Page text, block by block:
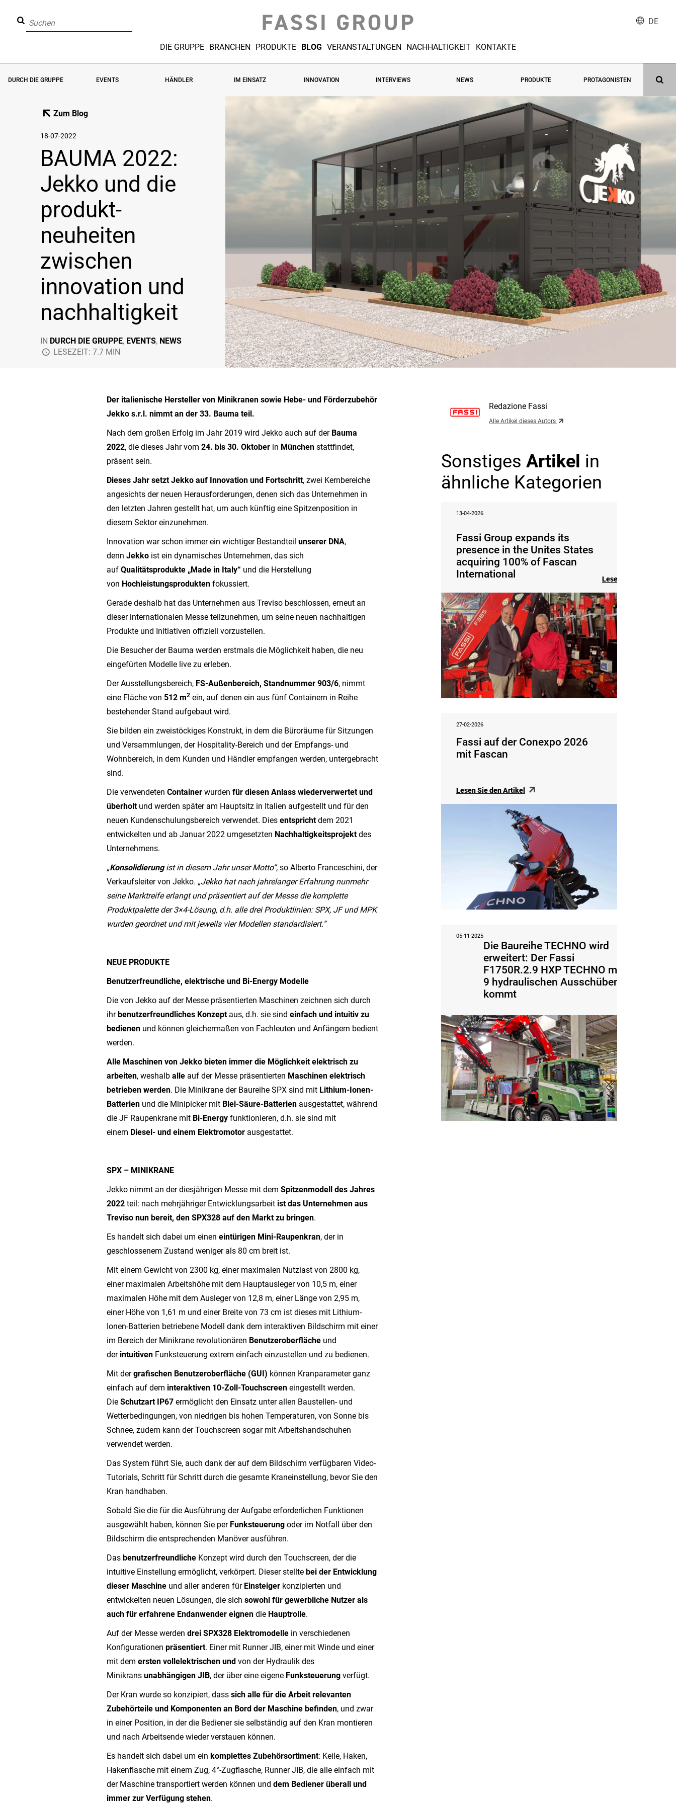
DIE GRUPPE BRANCHEN PRODUKTE BLOG VERANSTALTUNGEN NACHHALTIGKEIT KONTAKTE
DE
DURCH DIE GRUPPE EVENTS HÄNDLER IM EINSATZ INNOVATION INTERVIEWS NEWS PRODUKTE PROTAGONISTEN
Zum Blog
18-07-2022
BAUMA 2022:
Jekko und die
produkt-
neuheiten
zwischen
innovation und
nachhaltigkeit
IN DURCH DIE GRUPPE, EVENTS, NEWS
LESEZEIT: 7.7 MIN
Der italienische Hersteller von Minikranen sowie Hebe- und Förderzubehör
Jekko s.r.l. nimmt an der 33. Bauma teil.
Nach dem großen Erfolg im Jahr 2019 wird Jekko auch auf der Bauma
2022, die dieses Jahr vom 24. bis 30. Oktober in München stattfindet,
präsent sein.
Dieses Jahr setzt Jekko auf Innovation und Fortschritt, zwei Kernbereiche
angesichts der neuen Herausforderungen, denen sich das Unternehmen in
den letzten Jahren gestellt hat, um auch künftig eine Spitzenposition in
diesem Sektor einzunehmen.
Innovation war schon immer ein wichtiger Bestandteil unserer DNA,
denn Jekko ist ein dynamisches Unternehmen, das sich
auf Qualitätsprodukte „Made in Italy“ und die Herstellung
von Hochleistungsprodukten fokussiert.
Gerade deshalb hat das Unternehmen aus Treviso beschlossen, erneut an
dieser internationalen Messe teilzunehmen, um seine neuen nachhaltigen
Produkte und Initiativen offiziell vorzustellen.
Die Besucher der Bauma werden erstmals die Möglichkeit haben, die neu
eingefürten Modelle live zu erleben.
Der Ausstellungsbereich, FS-Außenbereich, Standnummer 903/6, nimmt
eine Fläche von 512 m2 ein, auf denen ein aus fünf Containern in Reihe
bestehender Stand aufgebaut wird.
Sie bilden ein zweistöckiges Konstrukt, in dem die Büroräume für Sitzungen
und Versammlungen, der Hospitality-Bereich und der Empfangs- und
Wohnbereich, in dem Kunden und Händler empfangen werden, untergebracht
sind.
Die verwendeten Container wurden für diesen Anlass wiederverwertet und
überholtund werden später am Hauptsitz in Italien aufgestellt und für den
neuen Kundenschulungsbereich verwendet. Dies entsprichtdem 2021
entwickelten und ab Januar 2022 umgesetzten Nachhaltigkeitsprojektdes
Unternehmens.
„Konsolidierungist in diesem Jahr unser Motto“, so Alberto Franceschini, der
Verkaufsleiter von Jekko. „Jekko hat nach jahrelanger Erfahrung nunmehr
seine Marktreife erlangt und präsentiert auf der Messe die komplette
Produktpalette der 3×4-Lösung, d.h. alle drei Produktlinien: SPX, JF und MPK
wurden geordnet und mit jeweils vier Modellen standardisiert.“
NEUE PRODUKTE
Benutzerfreundliche, elektrische und Bi-Energy Modelle
Die von Jekko auf der Messe präsentierten Maschinen zeichnen sich durch
ihrbenutzerfreundliches Konzeptaus, d.h. sie sind einfach und intuitiv zu
bedienen und können gleichermaßen von Fachleuten und Anfängern bedient
werden.
Alle Maschinen von Jekko bieten immer die Möglichkeit elektrisch zu
arbeiten, weshalb alle auf der Messe präsentierten Maschinen elektrisch
betrieben werden. Die Minikrane der Baureihe SPX sind mit Lithium-Ionen-
Batterien und die Minipicker mit Blei-Säure-Batterien ausgestattet, während
die JF Raupenkrane mit Bi-Energy funktionieren, d.h. sie sind mit
einem Diesel- und einem Elektromotor ausgestattet.
SPX – MINIKRANE
Jekko nimmt an der diesjährigen Messe mit dem Spitzenmodell des Jahres
2022 teil: nach mehrjähriger Entwicklungsarbeit ist das Unternehmen aus
Treviso nun bereit, den SPX328 auf den Markt zu bringen.
Es handelt sich dabei um einen eintürigen Mini-Raupenkran, der in
geschlossenem Zustand weniger als 80 cm breit ist.
Mit einem Gewicht von 2300 kg, einer maximalen Nutzlast von 2800 kg,
einer maximalen Arbeitshöhe mit dem Hauptausleger von 10,5 m, einer
maximalen Höhe mit dem Ausleger von 12,8 m, einer Länge von 2,95 m,
einer Höhe von 1,61 m und einer Breite von 73 cm ist dieses mit Lithium-
Ionen-Batterien betriebene Modell dank dem interaktiven Bildschirm mit einer
im Bereich der Minikrane revolutionären Benutzeroberfläche und
der intuitiven Funksteuerung extrem einfach einzustellen und zu bedienen.
Mit dergrafischen Benutzeroberfläche (GUI) können Kranparameter ganz
einfach auf dem interaktiven 10-Zoll-Touchscreen eingestellt werden.
Die Schutzart IP67 ermöglicht den Einsatz unter allen Baustellen- und
Wetterbedingungen, von niedrigen bis hohen Temperaturen, von Sonne bis
Schnee, zudem kann der Touchscreen sogar mit Arbeitshandschuhen
verwendet werden.
Das System führt Sie, auch dank der auf dem Bildschirm verfügbaren Video-
Tutorials, Schritt für Schritt durch die gesamte Kraneinstellung, bevor Sie den
Kran handhaben.
Sobald Sie die für die Ausführung der Aufgabe erforderlichen Funktionen
ausgewählt haben, können Sie per Funksteuerung oder im Notfall über den
Bildschirm die entsprechenden Manöver ausführen.
Das benutzerfreundliche Konzept wird durch den Touchscreen, der die
intuitive Einstellung ermöglicht, verkörpert. Dieser stellte bei der Entwicklung
dieser Maschine und aller anderen für Einsteiger konzipierten und
entwickelten neuen Lösungen, die sich sowohl für gewerbliche Nutzer als
auch für erfahrene Endanwender eignen die Hauptrolle.
Auf der Messe werden drei SPX328 Elektromodelle in verschiedenen
Konfigurationen präsentiert. Einer mit Runner JIB, einer mit Winde und einer
mit dem ersten vollelektrischen und von der Hydraulik des
Minikrans unabhängigen JIB, der über eine eigene Funksteuerung verfügt.
Der Kran wurde so konzipiert, dass sich alle für die Arbeit relevanten
Zubehörteile und Komponenten an Bord der Maschine befinden, und zwar
in einer Position, in der die Bediener sie selbständig auf den Kran montieren
und nach Arbeitsende wieder verstauen können.
Es handelt sich dabei um ein komplettes Zubehörsortiment: Keile, Haken,
Hakenflasche mit einem Zug, 4°-Zugflasche, Runner JIB, die alle einfach mit
der Maschine transportiert werden können und dem Bediener überall und
immer zur Verfügung stehen.
Redazione Fassi
Alle Artikel dieses Autors
Sonstiges Artikel in
ähnliche Kategorien
13-04-2026
Fassi Group expands its
presence in the Unites States
acquiring 100% of Fascan
International
Lesen Sie den Artikel
27-02-2026
Fassi auf der Conexpo 2026
mit Fascan
Lesen Sie den Artikel
05-11-2025
Die Baureihe TECHNO wird
erweitert: Der Fassi
F1750R.2.9 HXP TECHNO mit
9 hydraulischen Ausschüben
kommt